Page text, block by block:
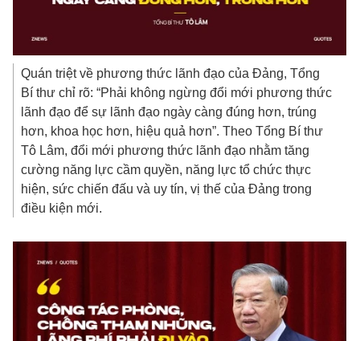
Quán triệt về phương thức lãnh đạo của Đảng, Tổng
Bí thư chỉ rõ: “Phải không ngừng đổi mới phương thức
lãnh đạo để sự lãnh đạo ngày càng đúng hơn, trúng
hơn, khoa học hơn, hiệu quả hơn”. Theo Tổng Bí thư
Tô Lâm, đổi mới phương thức lãnh đạo nhằm tăng
cường năng lực cầm quyền, năng lực tổ chức thực
hiện, sức chiến đấu và uy tín, vị thế của Đảng trong
điều kiện mới.